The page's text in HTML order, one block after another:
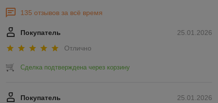
135 отзывов за всё время
25.01.2026
Покупатель
Отлично
Сделка подтверждена через корзину
25.01.2026
Покупатель